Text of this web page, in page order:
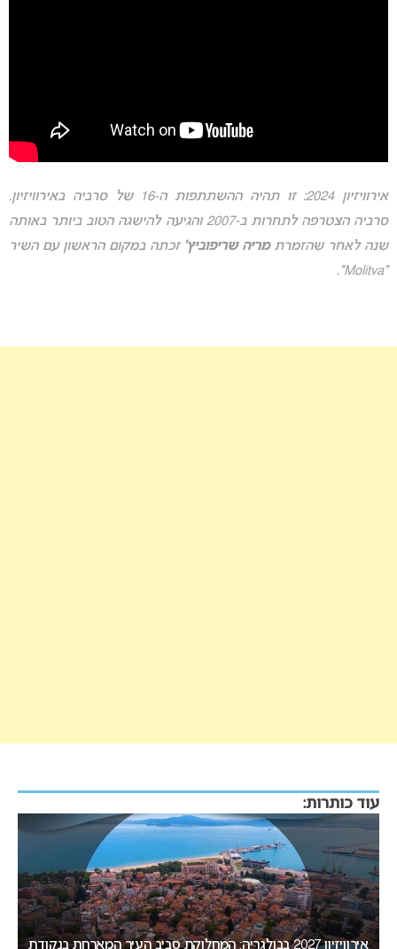
אירוויזיון 2024: זו תהיה ההשתתפות ה-16 של סרביה באירוויזיון.
סרביה הצטרפה לתחרות ב-2007 והגיעה להישגה הטוב ביותר באותה
שנה לאחר שהזמרתמריה שריפוביץ’ זכתה במקום הראשון עם השיר
“Molitva”.
עוד כותרות: